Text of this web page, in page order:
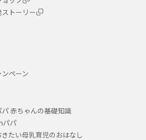
トーリー
ペーン
赤ちゃんの基礎知識
パパ
たい母乳育児のおはなし